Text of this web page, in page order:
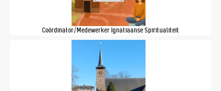
Coördinator/Medewerker Ignatiaanse Spiritualiteit